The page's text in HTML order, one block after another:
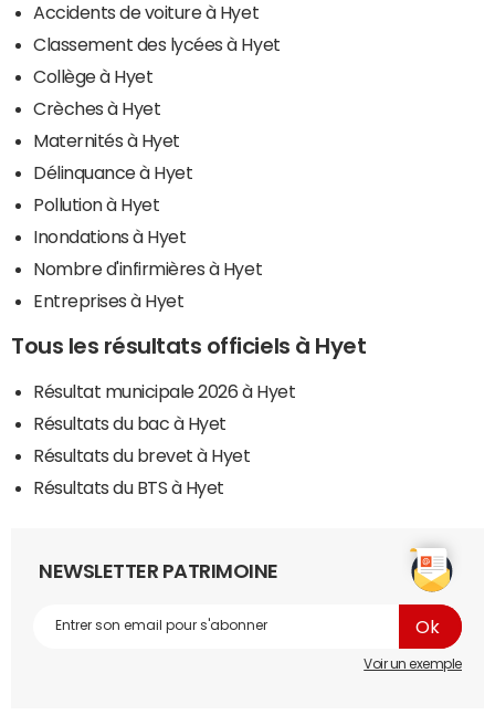
Accidents de voiture à Hyet
Classement des lycées à Hyet
Collège à Hyet
Crèches à Hyet
Maternités à Hyet
Délinquance à Hyet
Pollution à Hyet
Inondations à Hyet
Nombre d'infirmières à Hyet
Entreprises à Hyet
Tous les résultats officiels à Hyet
Résultat municipale 2026 à Hyet
Résultats du bac à Hyet
Résultats du brevet à Hyet
Résultats du BTS à Hyet
NEWSLETTER PATRIMOINE
Voir un exemple